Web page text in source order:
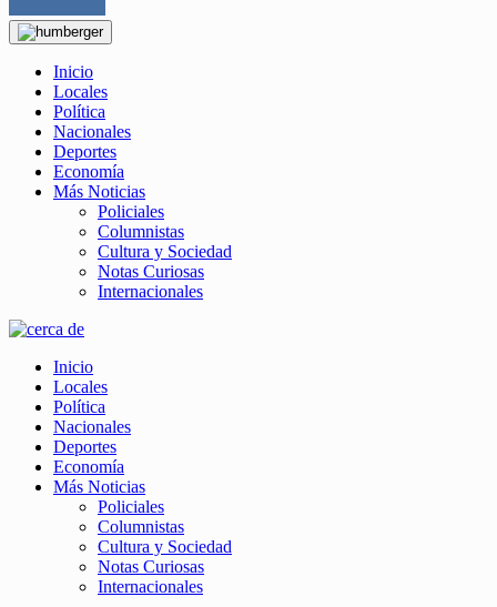
Inicio
Locales
Política
Nacionales
Deportes
Economía
Más Noticias
Policiales
Columnistas
Cultura y Sociedad
Notas Curiosas
Internacionales
Inicio
Locales
Política
Nacionales
Deportes
Economía
Más Noticias
Policiales
Columnistas
Cultura y Sociedad
Notas Curiosas
Internacionales